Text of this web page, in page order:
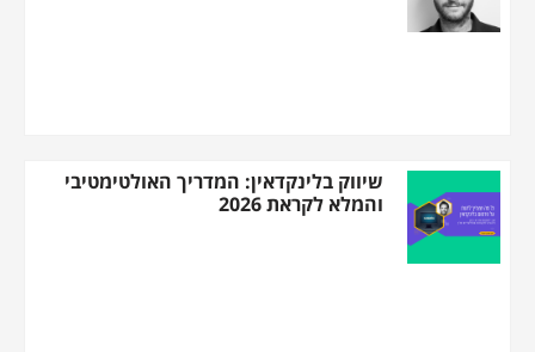
שיווק בלינקדאין: המדריך האולטימטיבי
והמלא לקראת 2026